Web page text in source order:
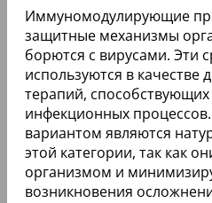
Иммуномодулирующие
защитные механизмы
борются с вирусами. Эти
используются в качестве
терапий,
инфекционных
вариантом являются
этой категории, так как
организмом и
возникновения